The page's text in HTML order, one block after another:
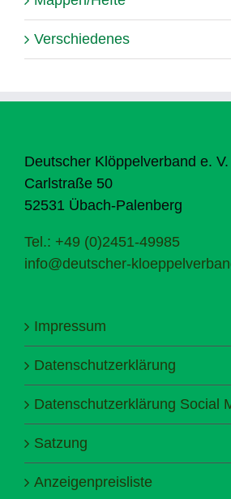
Verschiedenes
Deutscher Klöppelverband e. V.
Carlstraße 50
52531 Übach-Palenberg
Tel.: +49 (0)2451-49985
info@deutscher-
Impressum
Datenschutzerklärung
Datenschutzerklärung Social
Satzung
Anzeigenpreisliste